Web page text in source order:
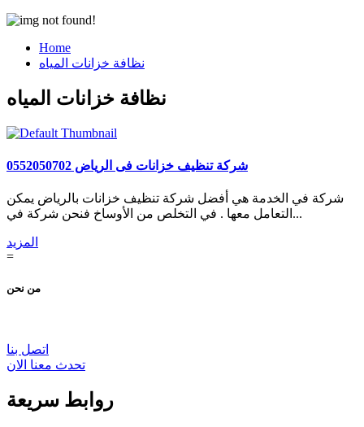
Home
نظافة خزانات المياه
نظافة خزانات المياه
شركة تنظيف خزانات فى الرياض 0552050702
شركة في الخدمة هي أفضل شركة تنظيف خزانات بالرياض يمكن
التعامل معها . في التخلص من الأوساخ فنحن شركة في...
المزيد
=
من نحن
اتصل بنا
تحدث معنا الان
روابط سريعة